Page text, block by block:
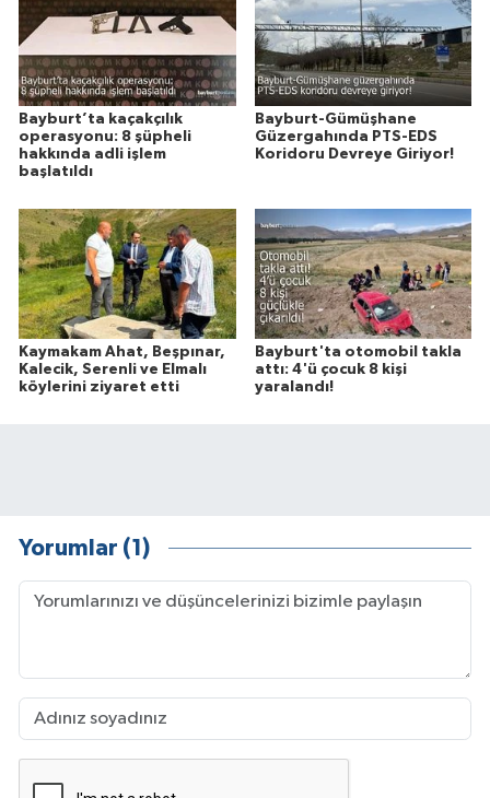
Bayburt’ta kaçakçılık
operasyonu: 8 şüpheli
hakkında adli işlem
başlatıldı
Bayburt-Gümüşhane
Güzergahında PTS-EDS
Koridoru Devreye Giriyor!
Kaymakam Ahat, Beşpınar,
Kalecik, Serenli ve Elmalı
köylerini ziyaret etti
Bayburt'ta otomobil takla
attı: 4'ü çocuk 8 kişi
yaralandı!
Yorumlar (1)